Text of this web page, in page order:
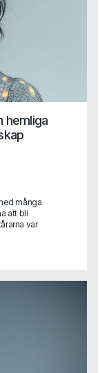
hemliga
många
att bli
var
och
"Jag förstår
förstod
känslor och
för
utan
känslor i